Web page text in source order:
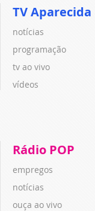
TV Aparecida
notícias
programação
tv ao vivo
vídeos
Rádio POP
empregos
notícias
ouça ao vivo